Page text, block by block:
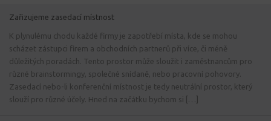
Zařizujeme zasedací místnost
K plynulému chodu každé firmy je zapotřebí místa, kde se mohou
scházet zástupci firem a obchodních partnerů při více, či méně
důležitých poradách. Tento prostor může sloužit i zaměstnancům pro
různé brainstormingy, společné snídaně, nebo pracovní pohovory.
Zasedací nebo-li konferenční místnost je tedy neutrální prostor, který
slouží pro různé účely. Hned na začátku bychom si […]